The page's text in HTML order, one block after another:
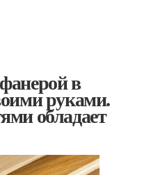
в
руками.
обладает